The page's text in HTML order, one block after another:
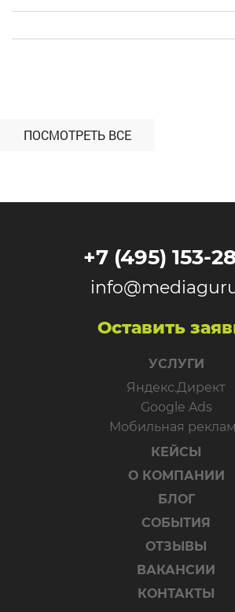
автоматизации и аналитики в
Любимцев. Вопрос «Почему
ПОСМОТРЕТЬ ВСЕ
+7 (495) 153-
Оставить
УСЛУГИ
Яндекс.Директ
Google Ads
Мобильная
КЕЙСЫ
О КОМПАНИИ
БЛОГ
СОБЫТИЯ
ОТЗЫВЫ
ВАКАНСИИ
КОНТАКТЫ